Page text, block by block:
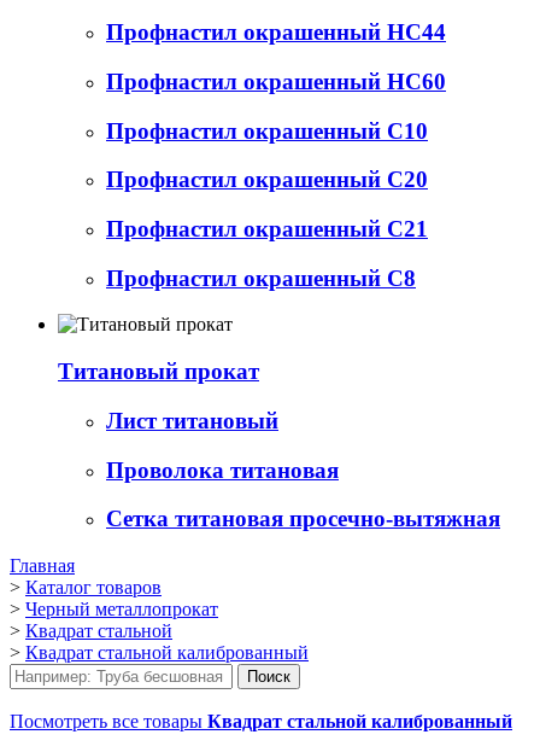
Профнастил окрашенный НС44
Профнастил окрашенный НС60
Профнастил окрашенный С10
Профнастил окрашенный С20
Профнастил окрашенный С21
Профнастил окрашенный С8
Титановый прокат
Лист титановый
Проволока титановая
Сетка титановая просечно-вытяжная
Главная
> Каталог товаров
> Черный металлопрокат
> Квадрат стальной
> Квадрат стальной калиброванный
Посмотреть все товары Квадрат стальной калиброванный